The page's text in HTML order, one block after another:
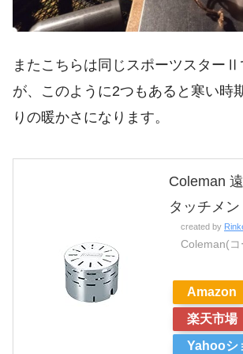
またこちらは同じスポーツスターⅡ
が、このように2つもあると寒い時
りの暖かさになります。
Coleman
タッチメン
created by
Coleman(コ
Amazon
楽天市場
Yahooシ